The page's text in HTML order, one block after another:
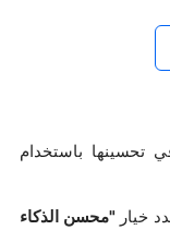
تحسينها باستخدام
خيار "محسن الذكاء